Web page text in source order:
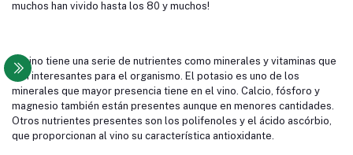
muchos han vivido hasta los 80 y muchos!
El vino tiene una serie de nutrientes como minerales y vitaminas que
son interesantes para el organismo. El potasio es uno de los
minerales que mayor presencia tiene en el vino. Calcio, fósforo y
magnesio también están presentes aunque en menores cantidades.
Otros nutrientes presentes son los polifenoles y el ácido ascórbio,
que proporcionan al vino su característica antioxidante.